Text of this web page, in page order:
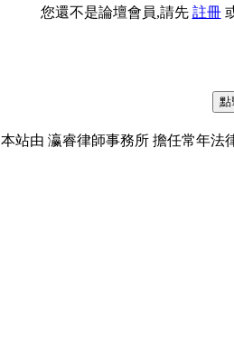
您還不是論壇會員,請先 註冊
本站由 瀛睿律師事務所 擔任常年法